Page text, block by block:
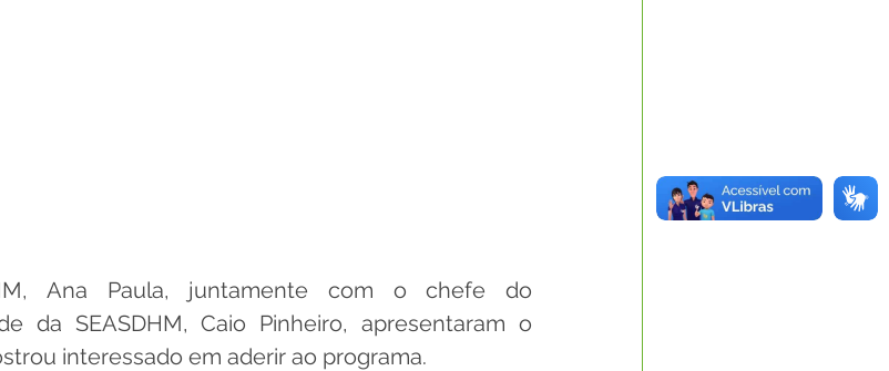
Ana Paula, juntamente com o chefe do
da SEASDHM, Caio Pinheiro, apresentaram o
interessado em aderir ao programa.